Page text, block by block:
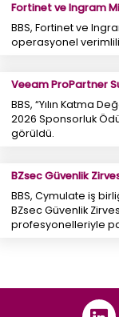
Fortinet ve Ingram
BBS, Fortinet ve
operasyonel
Veeam ProPartner
BBS, “Yılın Katma
2026 Sponsorluk
görüldü.
BZsec Güvenlik
BBS, Cymulate iş
BZsec Güvenlik
profesyonelleriyle